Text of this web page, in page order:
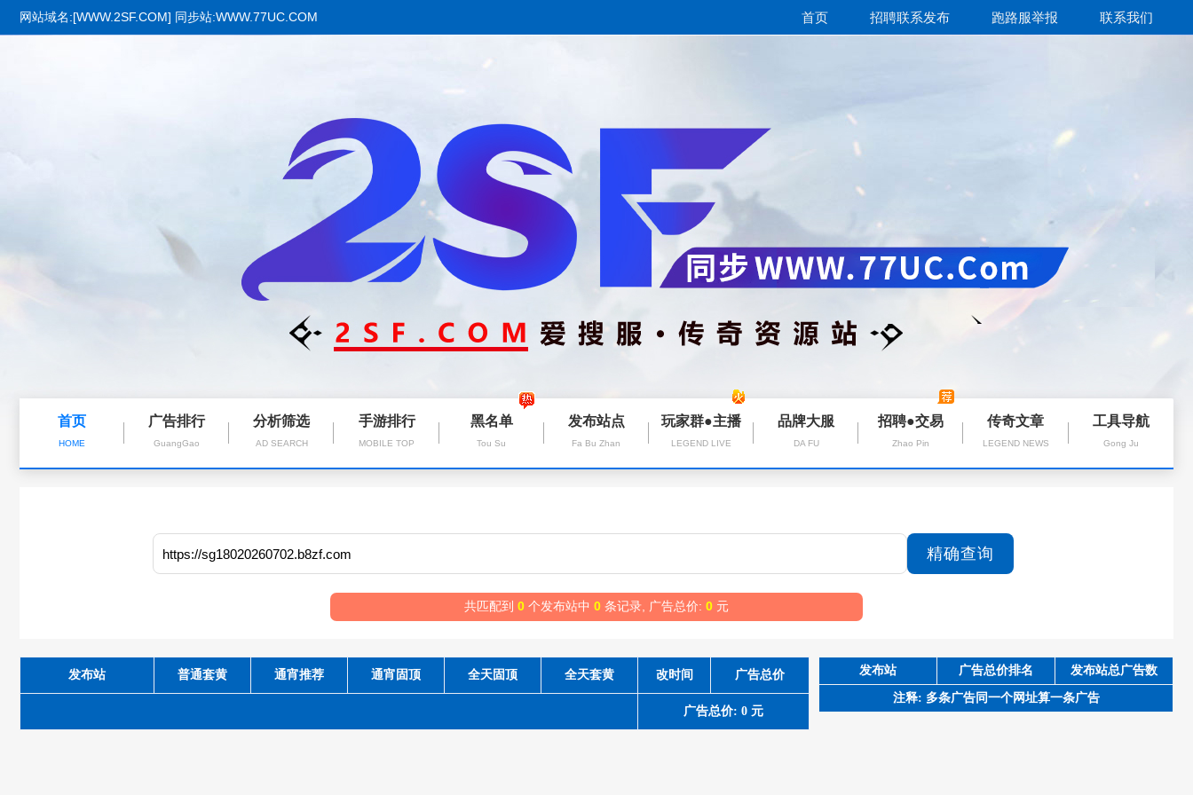
网站域名:[WWW.2SF.COM] 同步站:WWW.77UC.COM 首页 招聘联系发布 跑路服举报 联系我们
首页
HOME
广告排行
GuangGao
分析筛选
AD SEARCH
手游排行
MOBILE TOP
黑名单
Tou Su
发布站点
Fa Bu Zhan
玩家群●主播
LEGEND LIVE
品牌大服
DA FU
招聘●交易
Zhao Pin
传奇文章
LEGEND NEWS
工具导航
Gong Ju
共匹配到 0 个发布站中 0 条记录, 广告总价: 0 元
发布站 普通套黄 通宵推荐 通宵固顶 全天固顶 全天套黄 改时间 广告总价
广告总价: 0 元
发布站 广告总价排名 发布站总广告数
注释: 多条广告同一个网址算一条广告